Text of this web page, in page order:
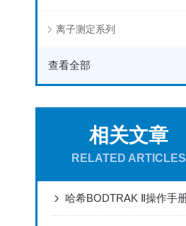
离子测定系列
查看全部
相关文章
RELATED ARTICLES